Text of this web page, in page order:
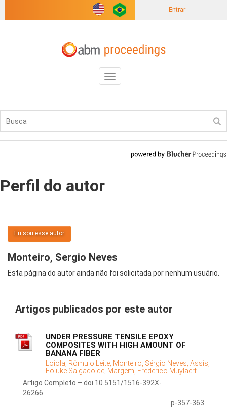
Entrar
Toggle
navigation
Perfil do autor
Eu sou esse autor
Monteiro, Sergio Neves
Esta página do autor ainda não foi solicitada por nenhum usuário.
Artigos publicados por este autor
UNDER PRESSURE TENSILE EPOXY
COMPOSITES WITH HIGH AMOUNT OF
BANANA FIBER
Loiola, Rômulo Leite; Monteiro, Sérgio Neves; Assis,
Foluke Salgado de; Margem, Frederico Muylaert
Artigo Completo – doi 10.5151/1516-392X-
26266
p-357-363